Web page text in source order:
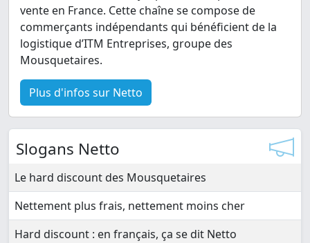
vente en France. Cette chaîne se compose de
commerçants indépendants qui bénéficient de la
logistique d’ITM Entreprises, groupe des
Mousquetaires.
Plus d'infos sur Netto
Slogans Netto
Le hard discount des Mousquetaires
Nettement plus frais, nettement moins cher
Hard discount : en français, ça se dit Netto